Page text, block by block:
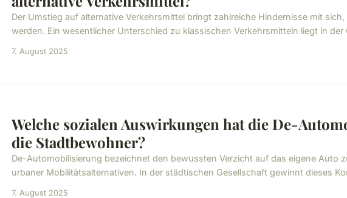
Der Umstieg auf alternative Verkehrsmittel bringt zahlreiche Hindernisse mit
werden. Ein wesentlicher Unterschied zu klassischen Verkehrsmitteln liegt in der
7. August 2025
Welche sozialen Auswirkungen hat die De-
die Stadtbewohner?
De-Automobilisierung bezeichnet den bewussten Verzicht auf das eigene Auto
urbaner Mobilitätsalternativen. In der städtischen Gesellschaft gewinnt dieses
7. August 2025